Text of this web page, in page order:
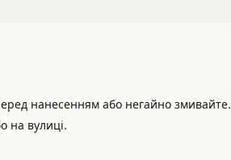
нанесенням або негайно змивайте.
на вулиці.